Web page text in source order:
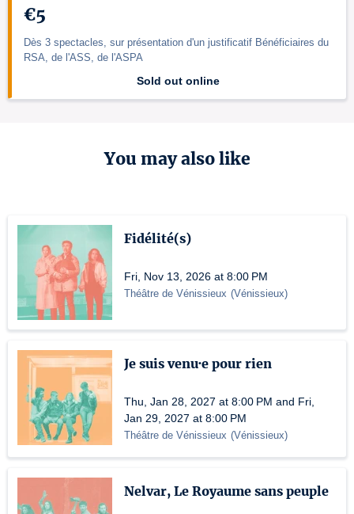
€5
Dès 3 spectacles, sur présentation d'un justificatif Bénéficiaires du
RSA, de l'ASS, de l'ASPA
Sold out online
You may also like
Fidélité(s)
Fri, Nov 13, 2026 at 8:00 PM
Théâtre de Vénissieux (Vénissieux)
Je suis venu·e pour rien
Thu, Jan 28, 2027 at 8:00 PM and Fri,
Jan 29, 2027 at 8:00 PM
Théâtre de Vénissieux (Vénissieux)
Nelvar, Le Royaume sans peuple